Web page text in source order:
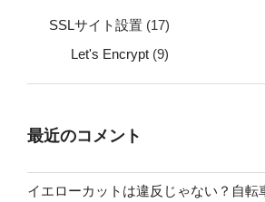
SSLサイト設置 (17)
Let's Encrypt (9)
最近のコメント
イエローカットは違反じゃない？自転